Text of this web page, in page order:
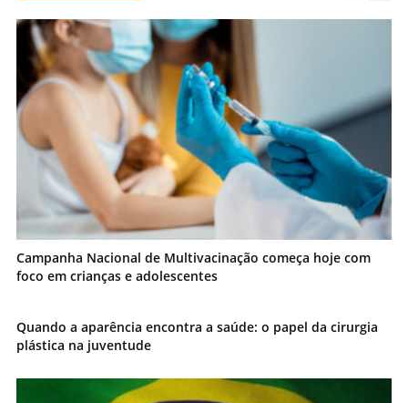
Campanha Nacional de Multivacinação começa hoje com
foco em crianças e adolescentes
Quando a aparência encontra a saúde: o papel da cirurgia
plástica na juventude